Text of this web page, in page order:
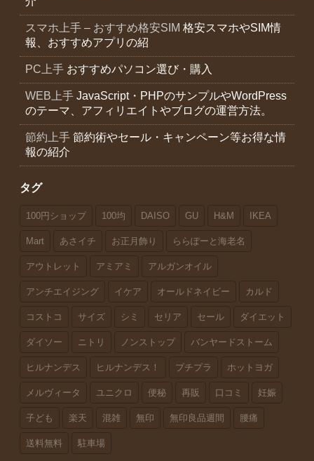
スマホ上手 – おすすめ格安SIM 格安スマホやSIM情
報、おすすめアプリの紹
PC上手 おすすめパソコン選び・購入
WEB上手 JavaScript・PHPのサンプルやWordPress
のテーマ、アフィリエイトやブログの運営方法。
節約上手 節約術やセール・キャンペーン等お得な情
報の紹介
タグ
100円ショップ 100均 DAISO GU H&M IKEA
Mart あさイチ お正月飾り ららぽーと海老名
アウトレット アミアミ アルガンオイル
アンチエイジング イケア オールドネイビー カルド
コストコ サイズ シミ セリア セール ダイエット
ダイソー ニトリ ノンストップ バンヤードストーム
ヒルナンデス ヒルナンデス！ プチプラ ホットヨガ
メルヴィータ ユニクロ 便秘 再販 口コミ 妊娠
子ども 楽天 混雑 無印 無印良品週間 腰痛
送料無料 駐車場